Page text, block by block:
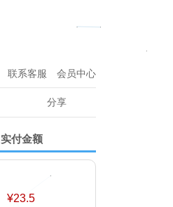
联系客服 会员中心
分享
实付金额
¥23.5